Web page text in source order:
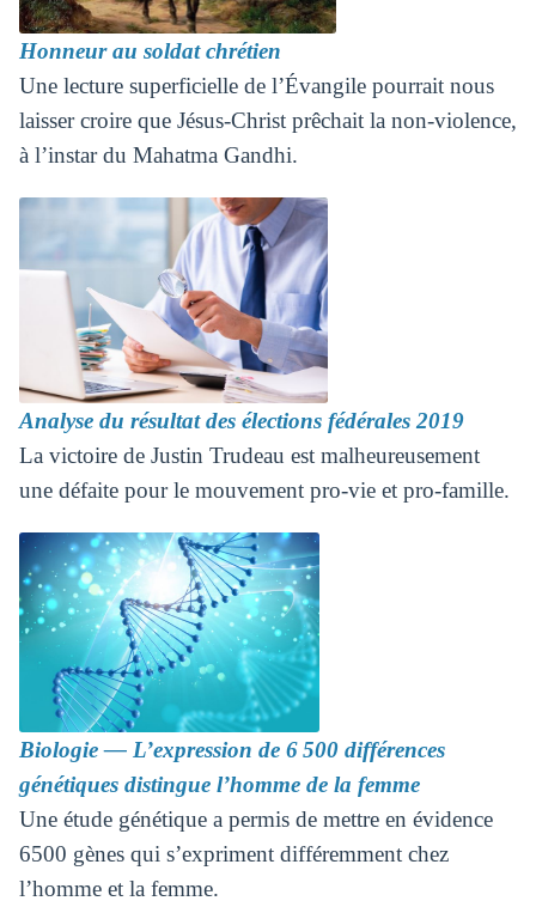
Honneur au soldat chrétien
Une lecture superficielle de l’Évangile pourrait nous
laisser croire que Jésus-Christ prêchait la non-violence,
à l’instar du Mahatma Gandhi.
Analyse du résultat des élections fédérales 2019
La victoire de Justin Trudeau est malheureusement
une défaite pour le mouvement pro-vie et pro-famille.
Biologie — L’expression de 6 500 différences
génétiques distingue l’homme de la femme
Une étude génétique a permis de mettre en évidence
6500 gènes qui s’expriment différemment chez
l’homme et la femme.